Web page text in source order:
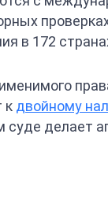
в 172
к двойному
суде делает